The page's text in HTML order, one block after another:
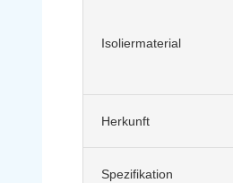
Isoliermaterial
Herkunft
Spezifikation